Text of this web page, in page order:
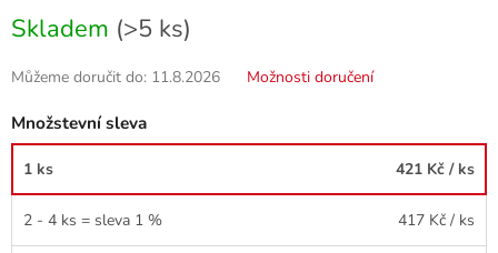
cena:
Skladem (>5 ks)
Můžeme doručit do: 11.8.2026 Možnosti doručení
Množstevní sleva
1 ks 421 Kč / ks
2 - 4 ks = sleva 1 % 417 Kč / ks